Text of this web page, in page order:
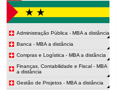
Administração Pública - MBA a distância
Banca - MBA a distância
Compras e Logística - MBA a distância
Finanças, Contabilidade e Fiscal - MBA
a distância
Gestão de Projetos - MBA a distância